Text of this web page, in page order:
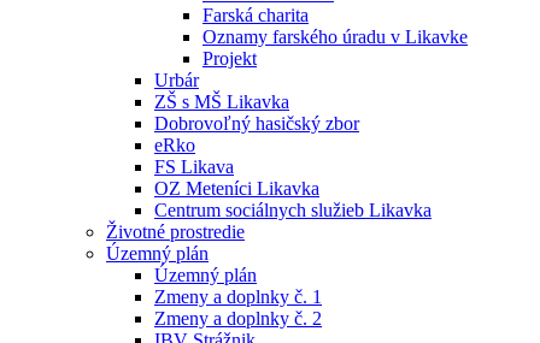
Farská charita
Oznamy farského úradu v Likavke
Projekt
Urbár
ZŠ s MŠ Likavka
Dobrovoľný hasičský zbor
eRko
FS Likava
OZ Meteníci Likavka
Centrum sociálnych služieb Likavka
Životné prostredie
Územný plán
Územný plán
Zmeny a doplnky č. 1
Zmeny a doplnky č. 2